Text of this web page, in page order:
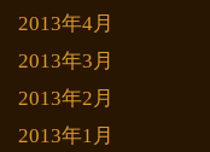
2013年4月
2013年3月
2013年2月
2013年1月